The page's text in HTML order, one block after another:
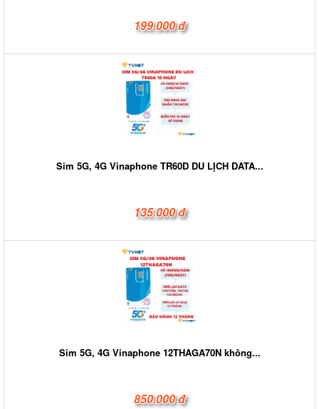
199.000 đ
Sim 5G, 4G Vinaphone TR60D DU LỊCH DATA...
135.000 đ
Sim 5G, 4G Vinaphone 12THAGA70N không...
850.000 đ